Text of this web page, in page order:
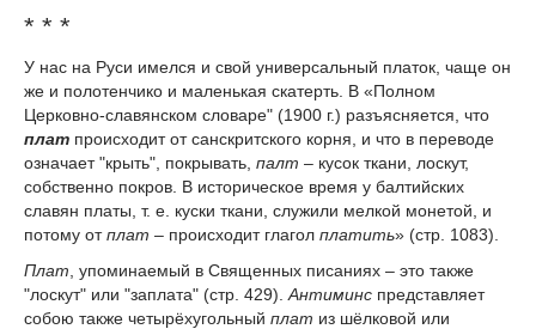
* * *
У нас на Руси имелся и свой универсальный платок, чаще он
же и полотенчико и маленькая скатерть. В «Полном
Церковно-славянском словаре" (1900 г.) разъясняется, что
плат происходит от санскритского корня, и что в переводе
означает "крыть", покрывать, палт – кусок ткани, лоскут,
собственно покров. В историческое время у балтийских
славян платы, т. е. куски ткани, служили мелкой монетой, и
потому отплат – происходит глагол платить» (стр. 1083).
Плат , упоминаемый в Священных писаниях – это также
"лоскут" или "заплата" (стр. 429). Антиминс представляет
собою также четырёхугольный плат из шёлковой или